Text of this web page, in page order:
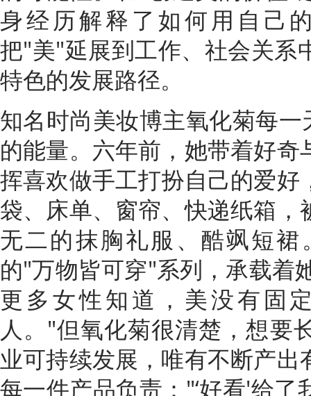
身经历解释了如何用自己
把"美"延展到工作、社会关系
特色的发展路径。
知名时尚美妆博主氧化菊每
的能量。六年前，她带着好
挥喜欢做手工打扮自己的爱
袋、床单、窗帘、快递纸箱
无二的抹胸礼服、酷飒短
的"万物皆可穿"系列，承载着
更多女性知道，美没有固
人。"但氧化菊很清楚，想要
业可持续发展，唯有不断产
每一件产品负责："‘好看'给